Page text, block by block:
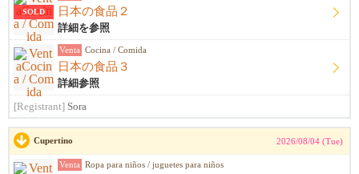
SOLD 日本の食品２
詳細を参照
Venta Cocina / Comida
日本の食品３
詳細参照
[Registrant] Sora
Cupertino 2026/08/04 (Tue)
Venta Ropa para niños / juguetes para niños